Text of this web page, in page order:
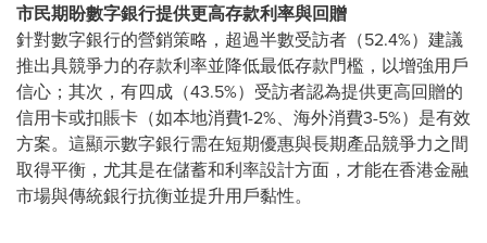
市民期盼數字銀行提供更高存款利率與回贈
針對數字銀行的營銷策略，超過半數受訪者（52.4%）建議
推出具競爭力的存款利率並降低最低存款門檻，以增強用戶
信心；其次，有四成（43.5%）受訪者認為提供更高回贈的
信用卡或扣賬卡（如本地消費1-2%、海外消費3-5%）是有效
方案。這顯示數字銀行需在短期優惠與長期產品競爭力之間
取得平衡，尤其是在儲蓄和利率設計方面，才能在香港金融
市場與傳統銀行抗衡並提升用戶黏性。